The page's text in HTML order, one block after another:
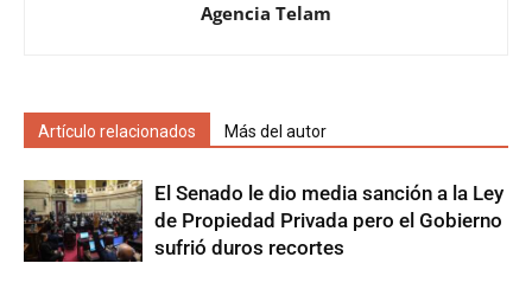
Agencia Telam
Artículo relacionados Más del autor
El Senado le dio media sanción a la Ley
de Propiedad Privada pero el Gobierno
sufrió duros recortes